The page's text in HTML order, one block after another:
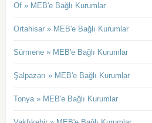
Of » MEB'e Bağlı Kurumlar
Ortahisar » MEB'e Bağlı Kurumlar
Sürmene » MEB'e Bağlı Kurumlar
Şalpazarı » MEB'e Bağlı Kurumlar
Tonya » MEB'e Bağlı Kurumlar